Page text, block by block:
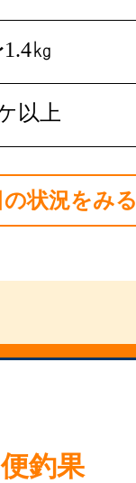
㎏
以上
の状況をみ
釣果